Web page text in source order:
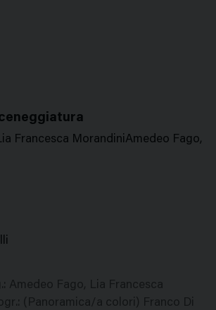
Francesca MorandiniAmedeo Fago,
Amedeo Fago, Lia Francesca
(Panoramica/a colori) Franco Di